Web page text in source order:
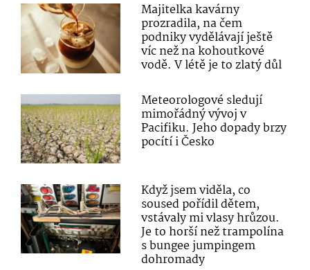
Majitelka kavárny
prozradila, na čem
podniky vydělávají ještě
víc než na kohoutkové
vodě. V létě je to zlatý důl
Meteorologové sledují
mimořádný vývoj v
Pacifiku. Jeho dopady brzy
pocítí i Česko
Když jsem viděla, co
soused pořídil dětem,
vstávaly mi vlasy hrůzou.
Je to horší než trampolína
s bungee jumpingem
dohromady